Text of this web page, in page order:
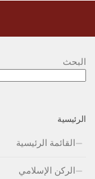
البحث
الرئيسية
القائمة الرئيسية
الركن الإسلامي